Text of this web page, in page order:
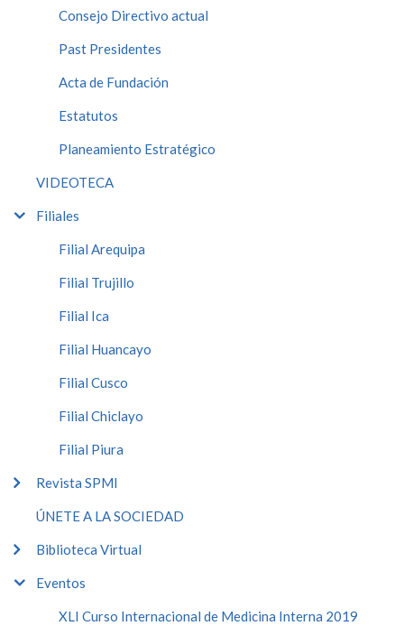
Consejo Directivo actual
Past Presidentes
Acta de Fundación
Estatutos
Planeamiento Estratégico
VIDEOTECA
Filiales
Filial Arequipa
Filial Trujillo
Filial Ica
Filial Huancayo
Filial Cusco
Filial Chiclayo
Filial Piura
Revista SPMI
ÚNETE A LA SOCIEDAD
Biblioteca Virtual
Eventos
XLI Curso Internacional de Medicina Interna 2019